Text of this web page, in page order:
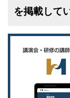
を掲載して